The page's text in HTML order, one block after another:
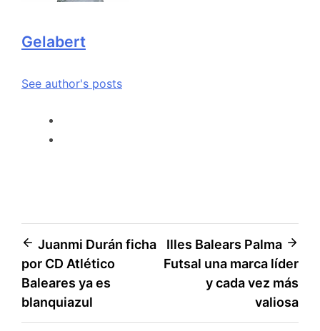
Gelabert
See author's posts
Juanmi Durán ficha
por CD Atlético
Baleares ya es
blanquiazul
Illes Balears Palma
Futsal una marca líder
y cada vez más
valiosa